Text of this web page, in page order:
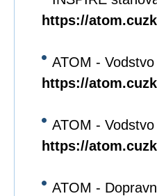
https://
ATOM -
https://
ATOM -
https://
ATOM -